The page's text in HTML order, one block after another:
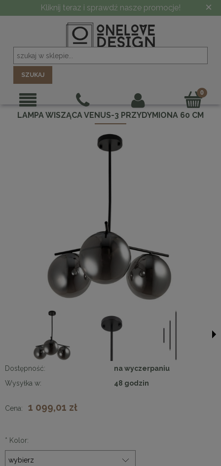
Kliknij teraz i sprawdź nasze promocje! ×
SZUKAJ
LAMPA WISZĄCA VENUS-3 PRZYDYMIONA 60 CM
Dostępność:
na wyczerpaniu
Wysyłka w:
48 godzin
Cena: 1 099,01 zł
* Kolor: